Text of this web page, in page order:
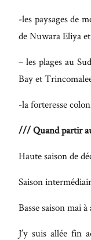
-les paysages de
de Nuwara Eliya
– les plages au
Bay et
-la forteresse
/// Quand partir
Haute saison de
Saison
Basse saison mai
J’y suis allée fin